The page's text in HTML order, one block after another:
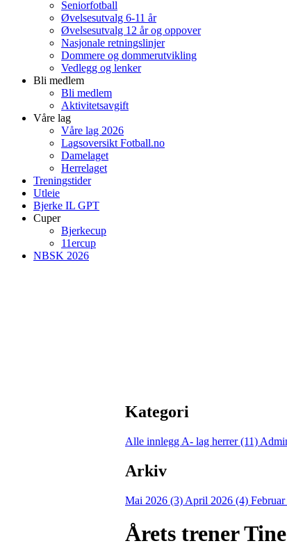
Seniorfotball
Øvelsesutvalg 6-11 år
Øvelsesutvalg 12 år og oppover
Nasjonale retningslinjer
Dommere og dommerutvikling
Vedlegg og lenker
Bli medlem
Bli medlem
Aktivitetsavgift
Våre lag
Våre lag 2026
Lagsoversikt Fotball.no
Damelaget
Herrelaget
Treningstider
Utleie
Bjerke IL GPT
Cuper
Bjerkecup
11ercup
NBSK 2026
Kategori
Alle innlegg A- lag herrer (11)
Arkiv
Mai 2026 (3) April 2026 (4)
Årets trener